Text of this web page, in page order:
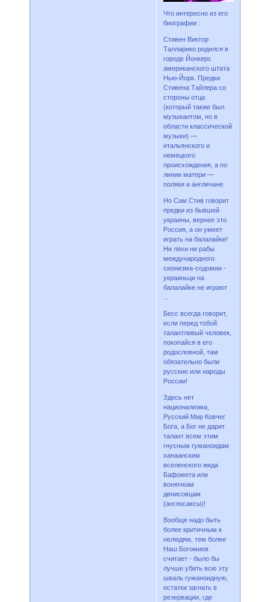
Что интересно из его
биографии :
Стивен Виктор
Талларико родился в
городе Йонкерс
американского штата
Нью-Йорк. Предки
Стивена Тайлера со
стороны отца
(который также был
музыкантом, но в
области классической
музыки) —
итальянского и
немецкого
происхождения, а по
линии матери —
поляки и англичане.
Но Сам Стив говорит
предки из бывшей
украины, вернее это
Россия, а он умеет
играть на балалайке!
Ни ляхи ни рабы
международного
сионизма-содомии -
украиньци на
балалайке не играют
Бесс всегда говорит,
если перед тобой
талантливый человек,
покопайся в его
родословной, там
обязательно были
русские или народы
России!
Здесь нет
национализма,
Русский Мир Ковчег
Бога, а Бог не дарит
талант всем этим
гнусным гуманоидам
ханаанским
вселенского жида
Бафомета или
вонючкам
денисовцам
(англосаксы)!
Вообще надо быть
более критичным к
нелюдям, тем более
Наш Богомиев
считает - было бы
лучше убить всю эту
шваль гуманоидную,
остатки загнать в
резервации, где